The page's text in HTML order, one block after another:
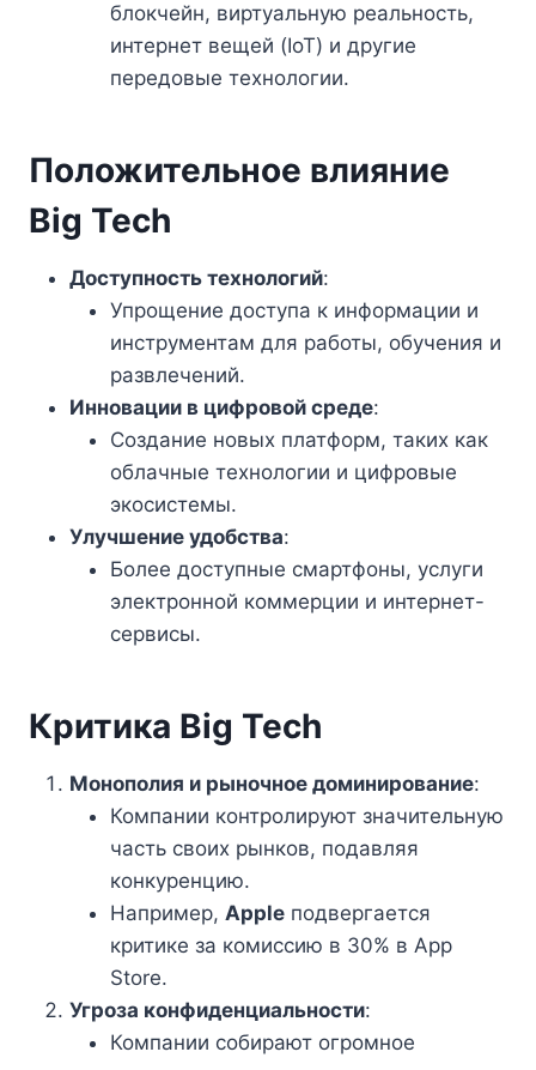
блокчейн, виртуальную реальность,
интернет вещей (IoT) и другие
передовые технологии.
Положительное влияние
Big Tech
Доступность технологий:
Упрощение доступа к информации и
инструментам для работы, обучения и
развлечений.
Инновации в цифровой среде:
Создание новых платформ, таких как
облачные технологии и цифровые
экосистемы.
Улучшение удобства:
Более доступные смартфоны, услуги
электронной коммерции и интернет-
сервисы.
Критика Big Tech
Монополия и рыночное доминирование:
Компании контролируют значительную
часть своих рынков, подавляя
конкуренцию.
Например, Apple подвергается
критике за комиссию в 30% в App
Store.
Угроза конфиденциальности:
Компании собирают огромное